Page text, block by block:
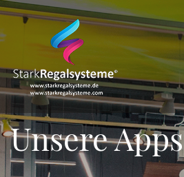
Unsere Apps